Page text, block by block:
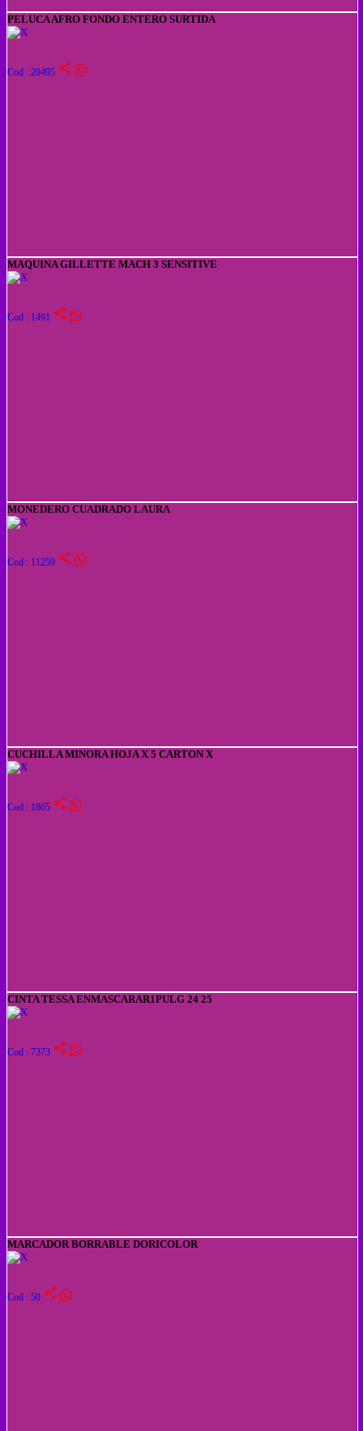
PELUCA AFRO FONDO ENTERO SURTIDA
Cod : 20495 share
MAQUINA GILLETTE MACH 3 SENSITIVE
Cod : 1491 share
MONEDERO CUADRADO LAURA
Cod : 11259 share
CUCHILLA MINORA HOJA X 5 CARTON X
Cod : 1865 share
CINTA TESSA ENMASCARAR1PULG 24 25
Cod : 7373 share
MARCADOR BORRABLE DORICOLOR
Cod : 50 share